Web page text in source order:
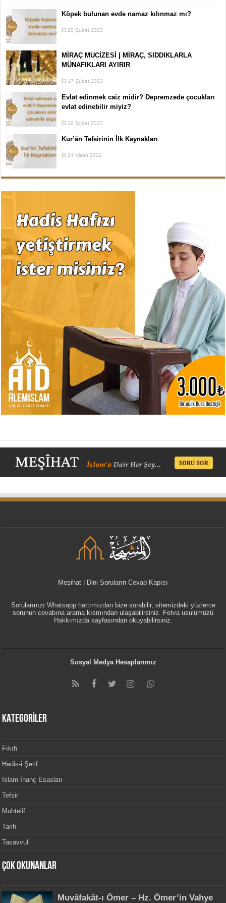
Köpek bulunan evde namaz kılınmaz mı?
20 Şubat 2023
MİRAÇ MUCİZESİ | MİRAÇ, SIDDIKLARLA
MÜNAFIKLARI AYIRIR
17 Şubat 2023
Evlat edinmek caiz midir? Depremzede çocukları
evlat edinebilir miyiz?
12 Şubat 2023
Kur’ân Tefsirinin İlk Kaynakları
24 Nisan 2022
Meşihat | Dini Soruların Cevap Kapısı
Sorularınızı Whatsapp hattımızdanbize sorabilir, sitemizdeki yüzlerce
sorunun cevabına arama kısmından ulaşabilirsiniz. Fetva usulümüzü
Hakkımızdasayfasından okuyabilirsiniz.
Sosyal Medya Hesaplarımız
KATEGORİLER
Fıkıh
Hadis-i Şerif
İslam İnanç Esasları
Tefsir
Muhtelif
Tarih
Tasavvuf
Çok Okunanlar
Muvâfakât-ı Ömer – Hz. Ömer’in Vahye